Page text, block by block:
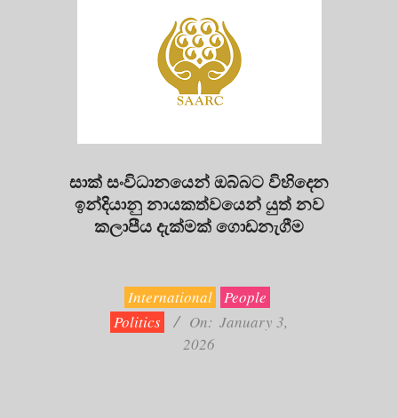
සාක් සංවිධානයෙන් ඔබ්බට විහිදෙන
ඉන්දියානු නායකත්වයෙන් යුත් නව
කලාපීය දැක්මක් ගොඩනැගීම
International People
Politics
On: January 3,
2026